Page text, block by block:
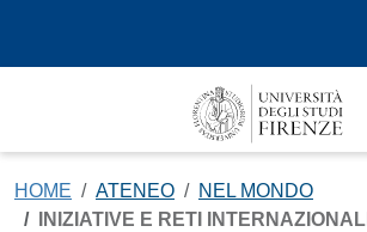
HOME ATENEO
NEL MONDO
INIZIATIVE E RETI INTERNAZIONALI